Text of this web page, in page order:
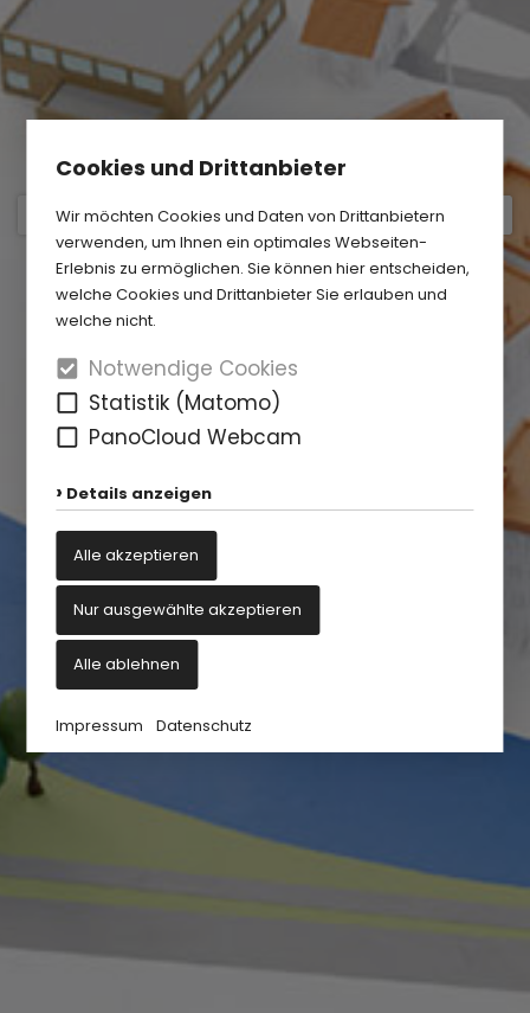
Cookies und Drittanbieter
Wir möchten Cookies und Daten von Drittanbietern
verwenden, um Ihnen ein optimales Webseiten-
Erlebnis zu ermöglichen. Sie können hier entscheiden,
welche Cookies und Drittanbieter Sie erlauben und
welche nicht.
Notwendige Cookies
Statistik (Matomo)
PanoCloud Webcam
Details anzeigen
Alle akzeptieren
Nur ausgewählte akzeptieren
Alle ablehnen
Impressum Datenschutz